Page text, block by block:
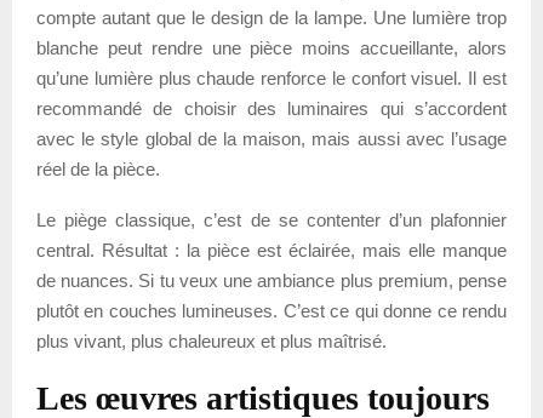
compte autant que le design de la lampe. Une lumière trop
blanche peut rendre une pièce moins accueillante, alors
qu’une lumière plus chaude renforce le confort visuel. Il est
recommandé de choisir des luminaires qui s’accordent
avec le style global de la maison, mais aussi avec l’usage
réel de la pièce.
Le piège classique, c’est de se contenter d’un plafonnier
central. Résultat : la pièce est éclairée, mais elle manque
de nuances. Si tu veux une ambiance plus premium, pense
plutôt en couches lumineuses. C’est ce qui donne ce rendu
plus vivant, plus chaleureux et plus maîtrisé.
Les œuvres artistiques toujours